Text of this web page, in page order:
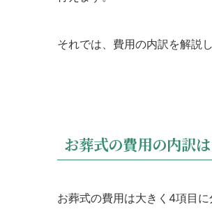
それでは、費用の内訳を解説し
お葬式の費用の内訳は
お葬式の費用は大きく4項目に